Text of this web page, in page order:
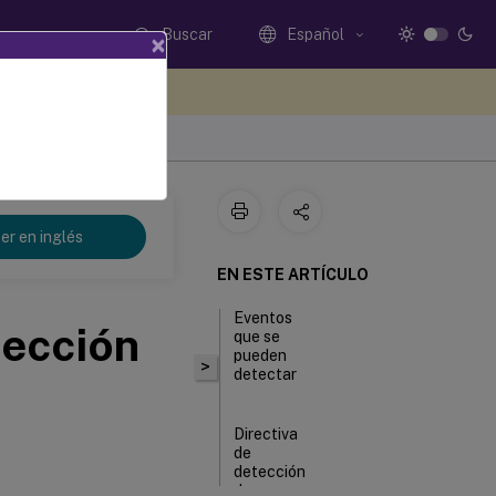
Buscar Español
en inglés
>
EN ESTE ARTÍCULO
Eventos
que se
pueden
detectar
Directiva
de
detección
de
×